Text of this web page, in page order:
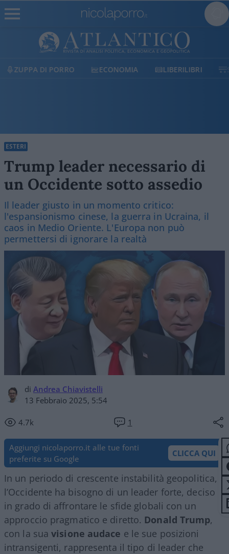
ECONOMIA LIBERILIBRI SHOP SOSTIENICI
ESTERI
Trump leader necessario di
un Occidente sotto assedio
Il leader giusto in un momento critico:
l'espansionismo cinese, la guerra in Ucraina, il
caos in Medio Oriente. L'Europa non può
permettersi di ignorare la realtà
di Andrea Chiavistelli
13 Febbraio 2025, 5:54
4.7k 1
Aggiungi nicolaporro.it alle tue fonti
preferite su Google
CLICCA QUI
In un periodo di crescente instabilità geopolitica,
l’Occidente ha bisogno di un leader forte, deciso e
in grado di affrontare le sfide globali con un
approccio pragmatico e diretto. Donald Trump,
con la suavisione audace e le sue posizioni
intransigenti, rappresenta il tipo di leader che